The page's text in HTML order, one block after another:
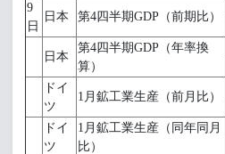
9
日
日本 第4四半期GDP（前期比）
日本
第4四半期GDP（年率換
算）
ドイ
ツ
1月鉱工業生産（前月比）
ドイ
ツ
1月鉱工業生産（同年同月
比）